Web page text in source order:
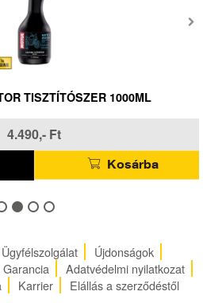
TISZTÍTÓSZER 1000ML
4.490,- Ft
Kosárba
Ügyfélszolgálat
Újdonságok
Adatvédelmi nyilatkozat
Karrier Elállás a szerződéstől